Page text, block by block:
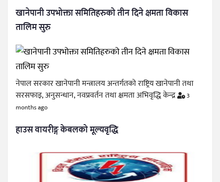
खानेपानी उपभोक्ता समितिहरुको तीन दिने क्षमता विकास
तालिम सुरु
नेपाल सरकार खानेपानी मन्त्रालय अन्तर्गतको राष्ट्रिय खानेपानी तथा
सरसफाइ, अनुसन्धान, नवप्रवर्तन तथा क्षमता अभिवृद्धि केन्द्र
3
months ago
हाउस वायरीङ्ग केबलको मूल्यवृद्धि